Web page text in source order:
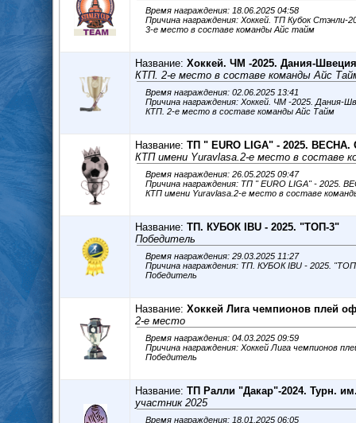
Время награждения: 18.06.2025 04:58
Причина награждения: Хоккей. ТП Кубок Стэнли-
3-е место в составе команды Айс тайм
Название: Хоккей. ЧМ -2025. Дания-Швеция
КТП. 2-е место в составе команды Айс
Время награждения: 02.06.2025 13:41
Причина награждения: Хоккей. ЧМ -2025. Дания-
КТП. 2-е место в составе команды Айс Тайм
Название: ТП " ЕURO LIGA" - 2025. ВЕСНА.
КТП имени Yuravlasa.2-е место в составе
Время награждения: 26.05.2025 09:47
Причина награждения: ТП " ЕURO LIGA" - 2025.
КТП имени Yuravlasa.2-е место в составе
Название: ТП. КУБОК IBU - 2025. "ТОП-3"
Победитель
Время награждения: 29.03.2025 11:27
Причина награждения: ТП. КУБОК IBU - 2025.
Победитель
Название: Хоккей Лига чемпионов плей
2-е место
Время награждения: 04.03.2025 09:59
Причина награждения: Хоккей Лига чемпионов
Победитель
Название: ТП Ралли "Дакар"-2024. Турн.
участник 2025
Время награждения: 18.01.2025 06:05